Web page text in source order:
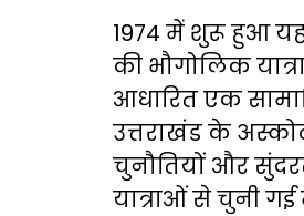
1974 में शुरू हुआ
की भौगोलिक
आधारित एक
उत्तराखंड के
चुनौतियों और
यात्राओं से चुनी